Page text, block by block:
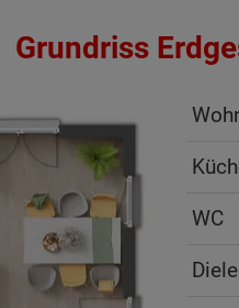
Grundriss
WC
Diele